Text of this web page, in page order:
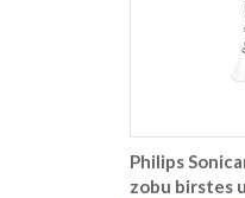
Philips
zobu birstes